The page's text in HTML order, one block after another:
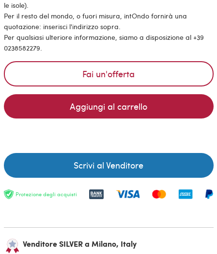
le isole).
Per il resto del mondo, o fuori misura, intOndo fornirà una
quotazione: inserisci l'indirizzo sopra.
Per qualsiasi ulteriore informazione, siamo a disposizione al +39
0238582279.
Fai un'offerta
Aggiungi al carrello
Scrivi al Venditore
Protezione degli acquisti
Venditore SILVER a Milano, Italy